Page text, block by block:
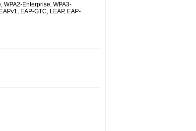
WPA2-Enterprise, WPA3-
EAP-GTC, LEAP, EAP-